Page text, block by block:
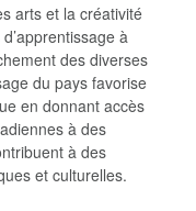
arts et la créativité
à
des diverses
du pays favorise
en donnant accès
à des
à des
et culturelles.